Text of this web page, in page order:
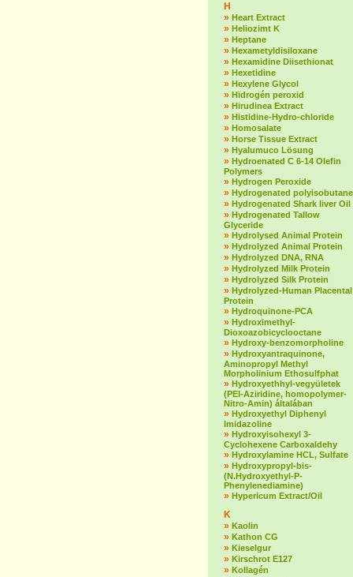
H
» Heart Extract
» Heliozimt K
» Heptane
» Hexametyldisiloxane
» Hexamidine Diisethionat
» Hexetidine
» Hexylene Glycol
» Hidrogén peroxid
» Hirudinea Extract
» Histidine-Hydro-chloride
» Homosalate
» Horse Tissue Extract
» Hyalumuco Lösung
» Hydroenated C 6-14 Olefin
Polymers
» Hydrogen Peroxide
» Hydrogenated polyisobutane
» Hydrogenated Shark liver Oil
» Hydrogenated Tallow
Glyceride
» Hydrolysed Animal Protein
» Hydrolyzed Animal Protein
» Hydrolyzed DNA, RNA
» Hydrolyzed Milk Protein
» Hydrolyzed Silk Protein
» Hydrolyzed-Human Placental
Protein
» Hydroquinone-PCA
» Hydroximethyl-
Dioxoazobicyclooctane
» Hydroxy-benzomorpholine
» Hydroxyantraquinone,
Aminopropyl Methyl
Morpholinium Ethosulfphat
» Hydroxyethhyl-vegyületek
(PEI-Aziridine, homopolymer-
Nitro-Amin) általában
» Hydroxyethyl Diphenyl
Imidazoline
» Hydroxyisohexyl 3-
Cyclohexene Carboxaldehy
» Hydroxylamine HCL, Sulfate
» Hydroxypropyl-bis-
(N.Hydroxyethyl-P-
Phenylenediamine)
» Hypericum Extract/Oil
K
» Kaolin
» Kathon CG
» Kieselgur
» Kirschrot E127
» Kollagén